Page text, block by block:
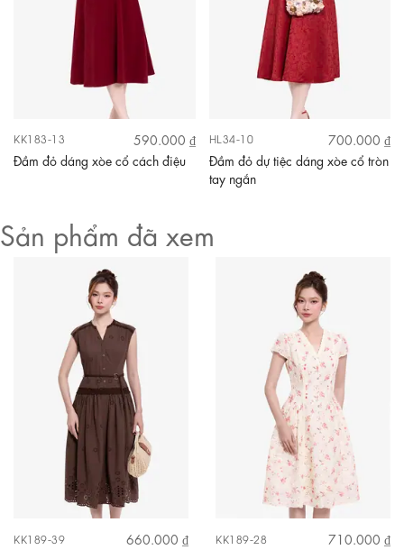
KK183-13
590.000 ₫
Đầm đỏ dáng xòe cổ cách điệu
HL34-10
700.000 ₫
Đầm đỏ dự tiệc dáng xòe cổ tròn
tay ngắn
Sản phẩm đã xem
KK189-39
660.000 ₫
KK189-28
710.000 ₫